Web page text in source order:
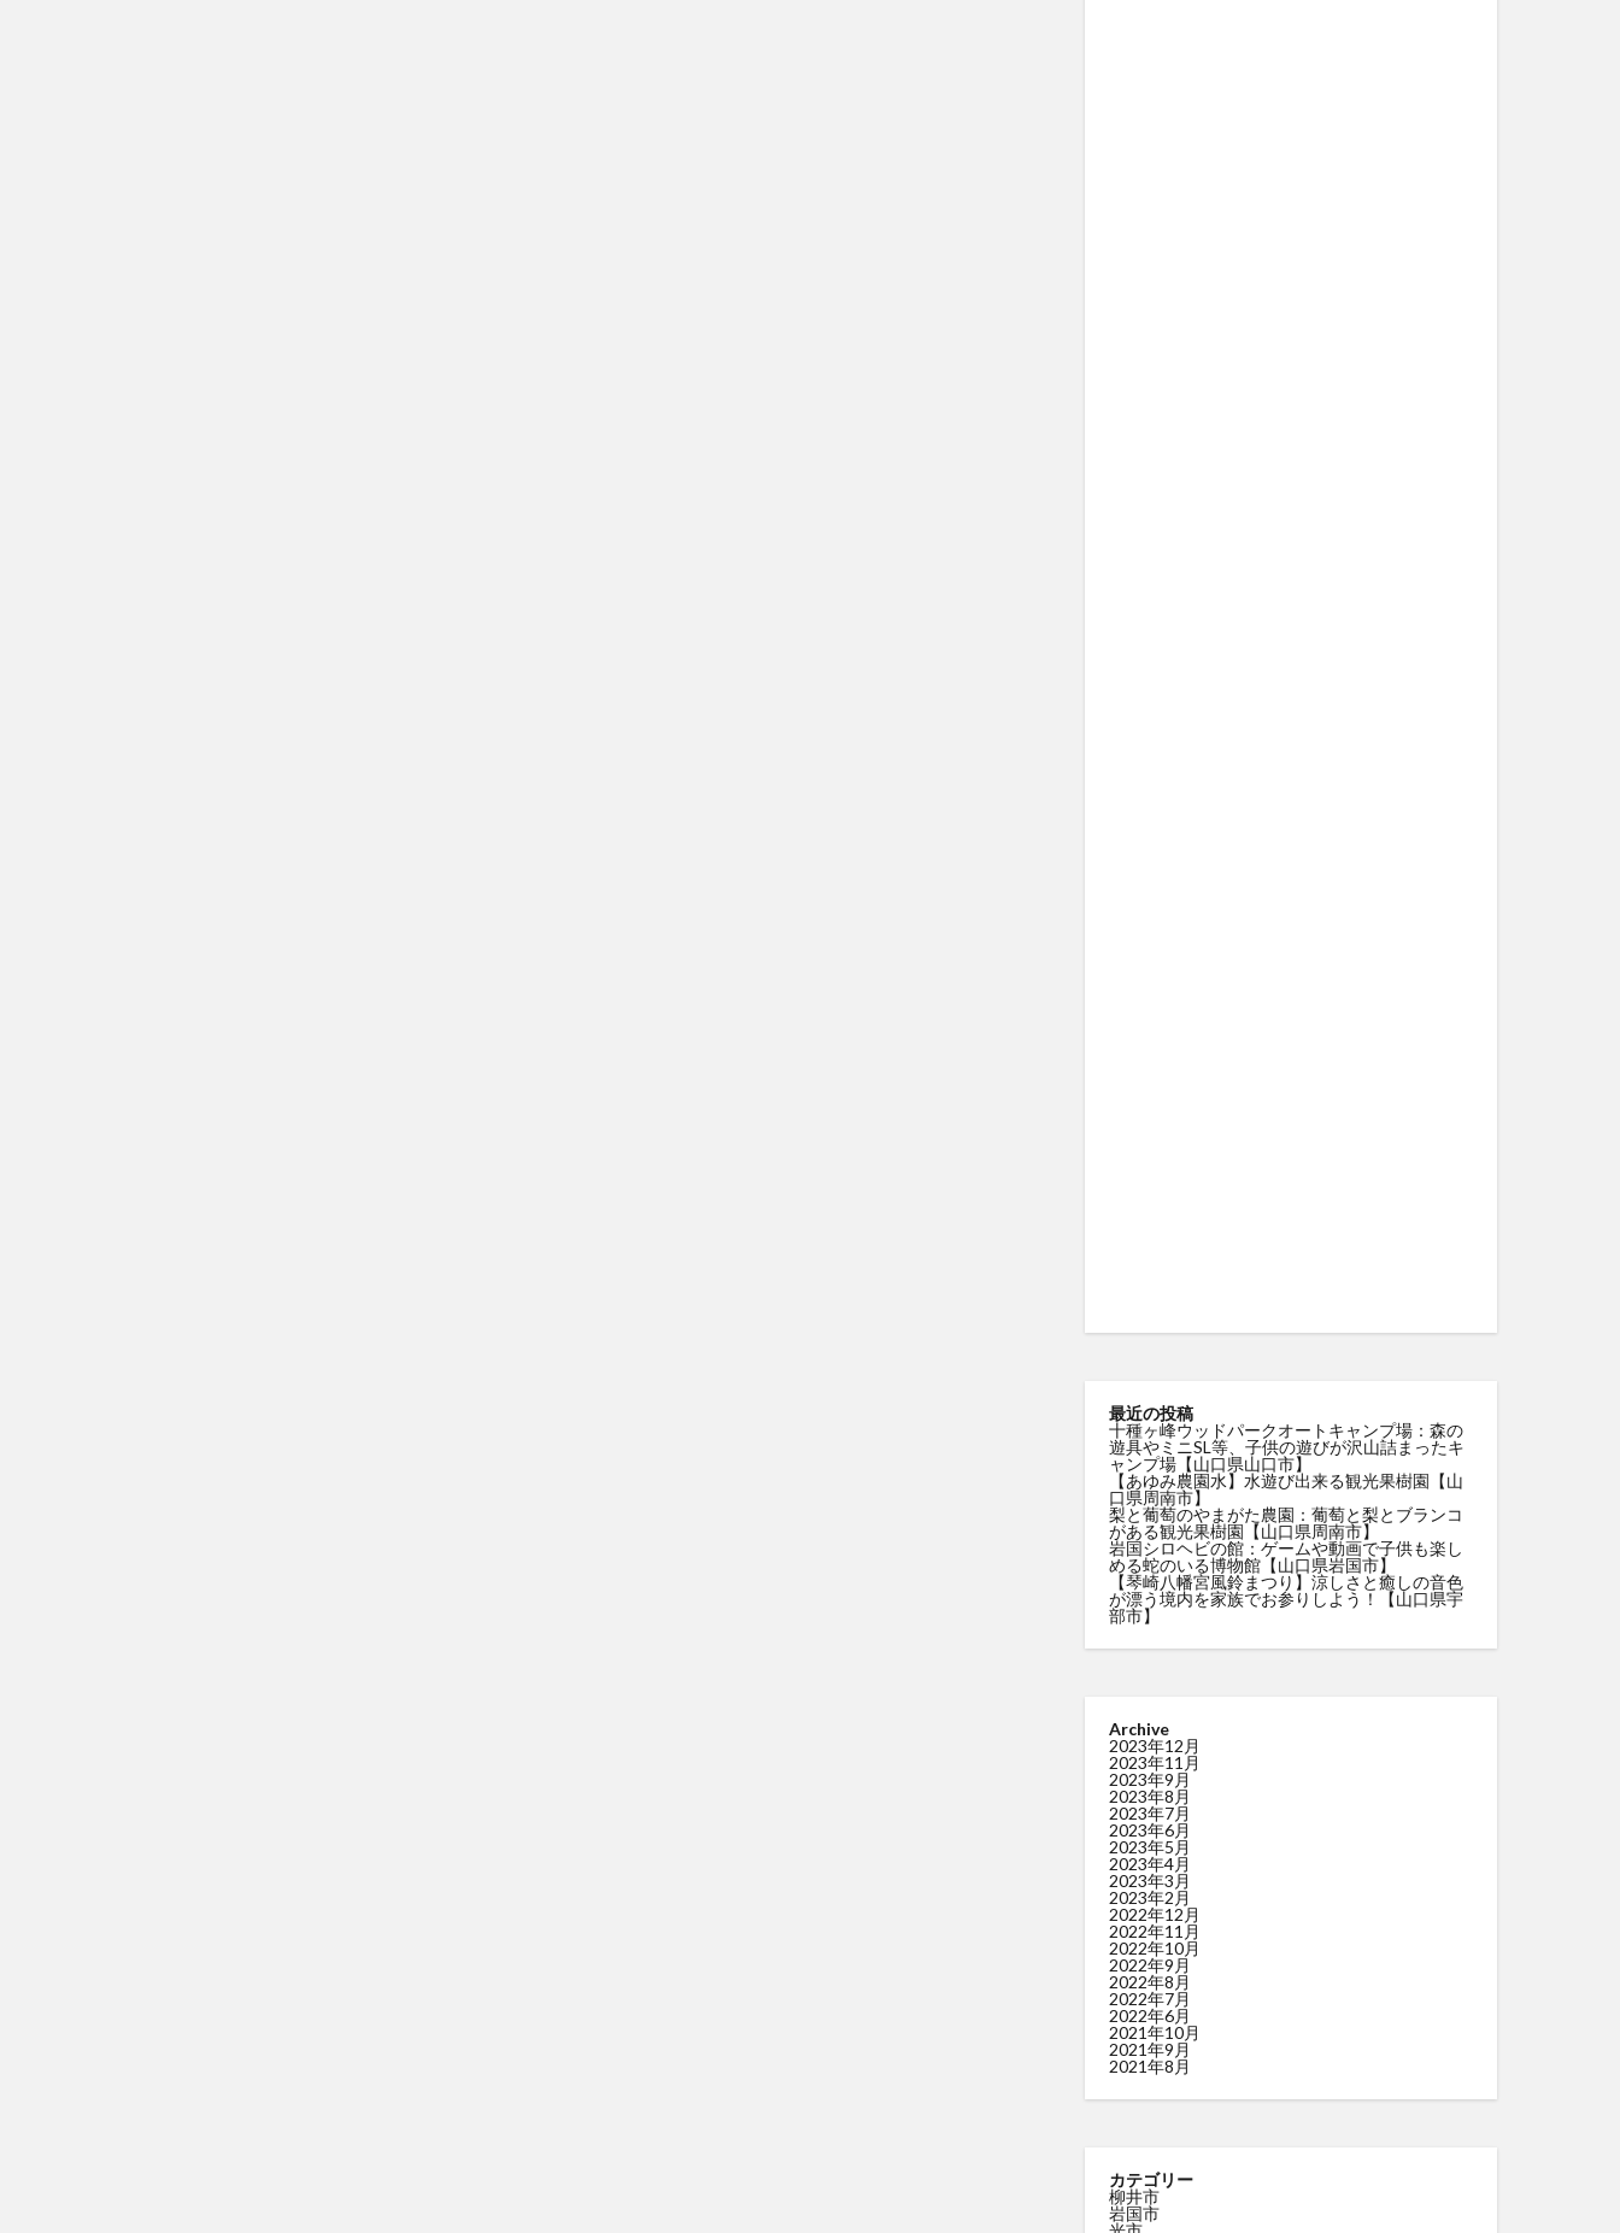
最近の投稿
十種ヶ峰ウッドパークオートキャンプ場：森の
遊具やミニSL等、子供の遊びが沢山詰まったキ
ャンプ場【山口県山口市】
【あゆみ農園水】水遊び出来る観光果樹園【山
口県周南市】
梨と葡萄のやまがた農園：葡萄と梨とブランコ
がある観光果樹園【山口県周南市】
岩国シロヘビの館：ゲームや動画で子供も楽し
める蛇のいる博物館【山口県岩国市】
【琴崎八幡宮風鈴まつり】涼しさと癒しの音色
が漂う境内を家族でお参りしよう！【山口県宇
部市】
Archive
2023年12月
2023年11月
2023年9月
2023年8月
2023年7月
2023年6月
2023年5月
2023年4月
2023年3月
2023年2月
2022年12月
2022年11月
2022年10月
2022年9月
2022年8月
2022年7月
2022年6月
2021年10月
2021年9月
2021年8月
カテゴリー
柳井市
岩国市